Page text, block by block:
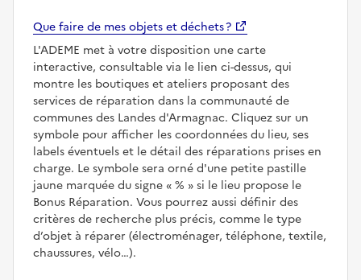
Que faire de mes objets et déchets ?
L'ADEME met à votre disposition une carte
interactive, consultable via le lien ci-dessus, qui
montre les boutiques et ateliers proposant des
services de réparation dans la communauté de
communes des Landes d'Armagnac. Cliquez sur un
symbole pour afficher les coordonnées du lieu, ses
labels éventuels et le détail des réparations prises en
charge. Le symbole sera orné d'une petite pastille
jaune marquée du signe
%
si le lieu propose le
Bonus Réparation. Vous pourrez aussi définir des
critères de recherche plus précis, comme le type
d’objet à réparer (électroménager, téléphone, textile,
chaussures, vélo…).